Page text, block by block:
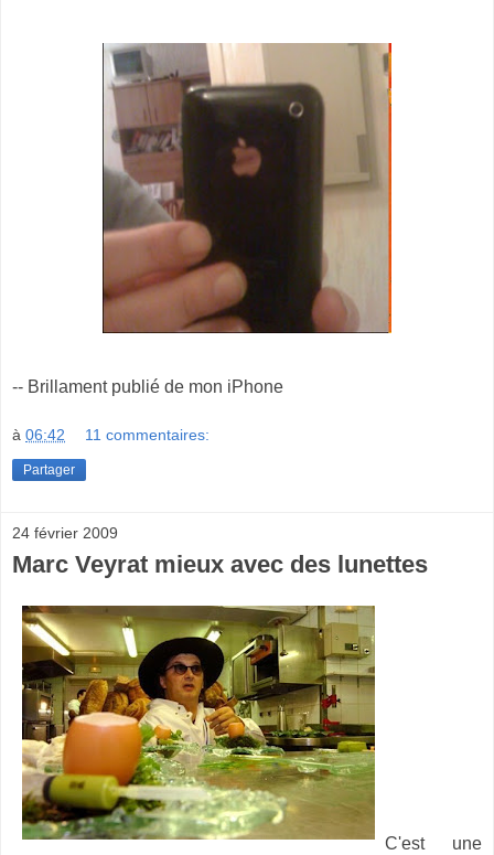
-- Brillament publié de mon iPhone
à 06:42 11 commentaires:
Partager
24 février 2009
Marc Veyrat mieux avec des lunettes
C'est une